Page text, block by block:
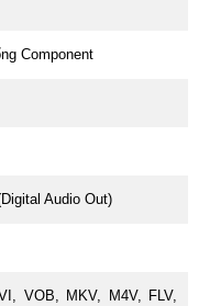
Component
Audio Out)
VOB, MKV, M4V, FLV,